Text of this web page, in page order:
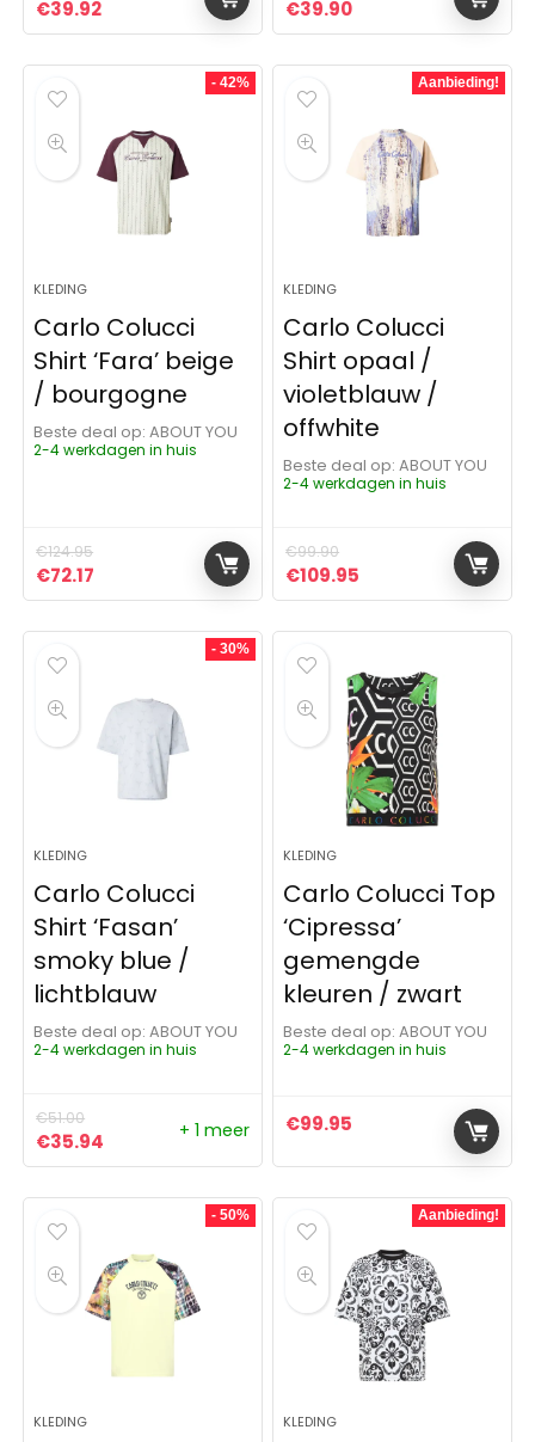
Oorspronkelijke prijs was: €124.95.
€39.92Huidige prijs is: €39.92.Oorspronkelijke prijs
€39.90Huidige prijs is:
- 42%
KLEDING
Carlo Colucci
Shirt ‘Fara’ beige
/ bourgogne
Beste deal op:
ABOUT YOU
2-4 werkdagen in huis
€124.95
Oorspronkelijke prijs was: €124.95.
€72.17 Huidige prijs is: €72.17.
Aanbieding!
KLEDING
Carlo Colucci
Shirt opaal /
violetblauw /
offwhite
Beste deal op:
ABOUT YOU
2-4 werkdagen in huis
€99.90
Oorspronkelijke prijs
€109.95 Huidige prijs is:
- 30%
KLEDING
Carlo Colucci
Shirt ‘Fasan’
smoky blue /
lichtblauw
Beste deal op:
ABOUT YOU
2-4 werkdagen in huis
€51.00
Oorspronkelijke prijs was: €51.00.
€35.94 Huidige prijs is: €35.94.
+ 1 meer
KLEDING
Carlo Colucci Top
‘Cipressa’
gemengde
kleuren / zwart
Beste deal op:
ABOUT YOU
2-4 werkdagen in huis
€99.95
- 50%
KLEDING
Aanbieding!
KLEDING